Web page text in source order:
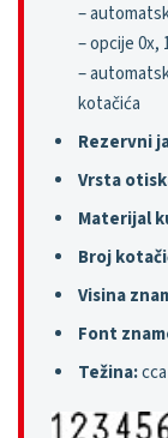
–
– opcije 0x,
–
kotačića
Rezervni
Vrsta
Materijal
Broj
Visina
Font
Težina: